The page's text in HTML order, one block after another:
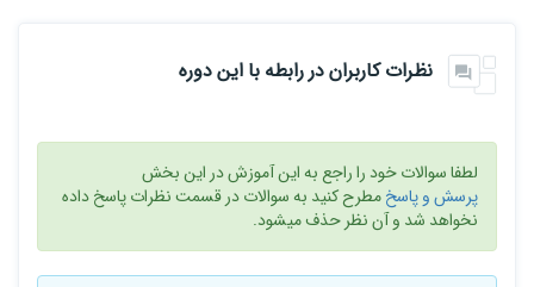
نظرات کاربران در رابطه با این دوره
لطفا سوالات خود را راجع به این آموزش در این بخش
پرسش و پاسخمطرح کنید به سوالات در قسمت نظرات پاسخ داده
نخواهد شد و آن نظر حذف میشود.